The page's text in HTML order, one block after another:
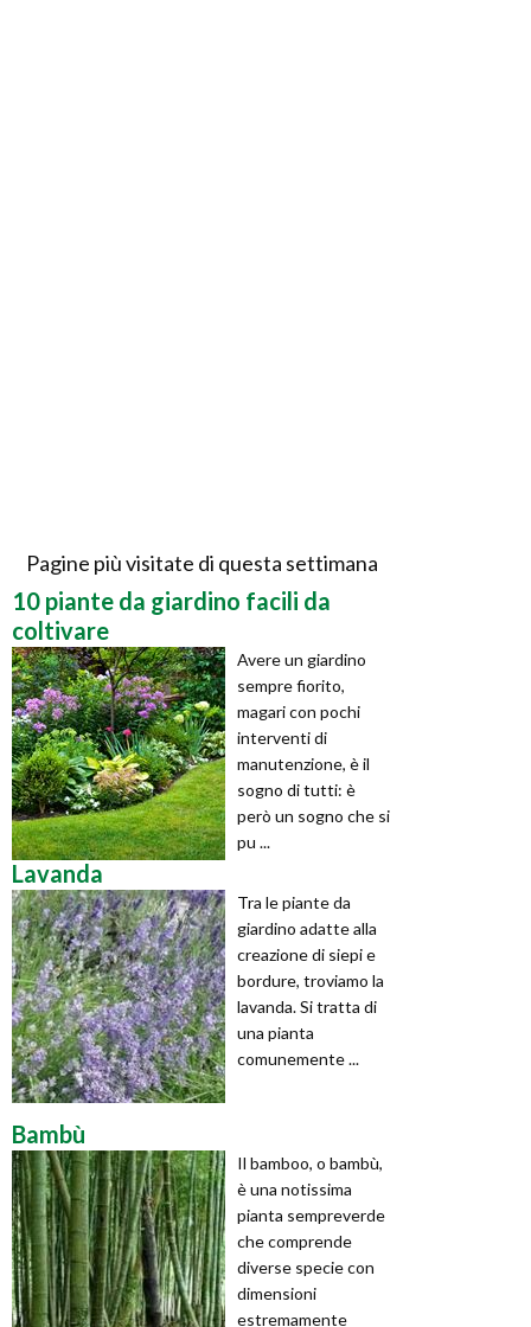
Pagine più visitate di questa settimana
10 piante da giardino facili da
coltivare
Avere un giardino
sempre fiorito,
magari con pochi
interventi di
manutenzione, è il
sogno di tutti: è
però un sogno che si
pu ...
Lavanda
Tra le piante da
giardino adatte alla
creazione di siepi e
bordure, troviamo la
lavanda. Si tratta di
una pianta
comunemente ...
Bambù
Il bamboo, o bambù,
è una notissima
pianta sempreverde
che comprende
diverse specie con
dimensioni
estremamente